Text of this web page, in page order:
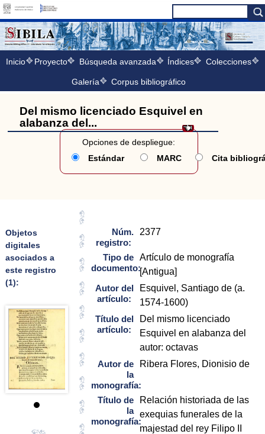
Inicio Proyecto Búsqueda avanzada Índices Colecciones
Galería Corpus bibliográfico
Del mismo licenciado Esquivel en
alabanza del...
Opciones de despliegue:
Estándar
MARC Cita
Objetos
digitales
asociados a
este registro
(1):
Núm.
registro:
2377
Tipo de
documento:
Artículo de monografía
[Antigua]
Autor del
artículo:
Esquivel, Santiago de (a.
1574-1600)
Título del
artículo:
Del mismo licenciado
Esquivel en alabanza del
autor: octavas
Autor de
la
monografía:
Ribera Flores, Dionisio de
Título de
la
monografía:
Relación historiada de las
exequias funerales de la
majestad del rey Filipo II